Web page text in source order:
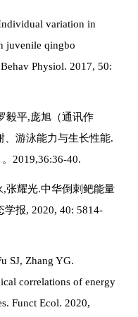
variation in
juvenile qingbo
Physiol. 2017, 50:
毅平,庞旭（通讯作
、游泳能力与生长性能.
2019,36:36-40.
张耀光.中华倒刺鲃能量
报, 2020, 40: 5814-
SJ, Zhang YG.
correlations of energy
Funct Ecol. 2020,